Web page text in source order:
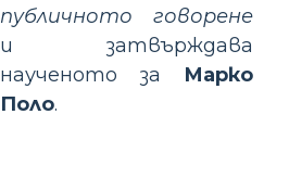
публичното говорене
и затвърждава
наученото за Марко
Поло.